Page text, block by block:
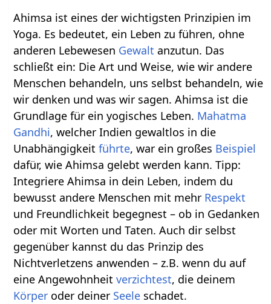
Ahimsa ist eines der wichtigsten Prinzipien im
Yoga. Es bedeutet, ein Leben zu führen, ohne
anderen Lebewesen Gewalt anzutun. Das
schließt ein: Die Art und Weise, wie wir andere
Menschen behandeln, uns selbst behandeln, wie
wir denken und was wir sagen. Ahimsa ist die
Grundlage für ein yogisches Leben. Mahatma
Gandhi, welcher Indien gewaltlos in die
Unabhängigkeitführte, war ein großes Beispiel
dafür, wie Ahimsa gelebt werden kann. Tipp:
Integriere Ahimsa in dein Leben, indem du
bewusst andere Menschen mit mehr Respekt
und Freundlichkeit begegnest – ob in Gedanken
oder mit Worten und Taten. Auch dir selbst
gegenüber kannst du das Prinzip des
Nichtverletzens anwenden – z.B. wenn du auf
eine Angewohnheitverzichtest, die deinem
Körper oder deiner Seele schadet.